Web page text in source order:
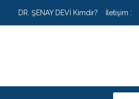
DR. ŞENAY DEVİ Kimdir? İletişim :